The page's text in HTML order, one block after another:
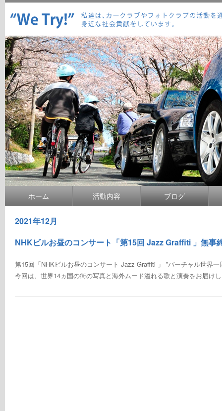
ホーム 活動内容 ブログ
2021年12月
NHKビルお昼のコンサート「第15回 Jazz Graffiti 」無事
第15回「NHKビルお昼のコンサート Jazz Graffiti 」 ”バーチャル世界
今回は、世界14ヵ国の街の写真と海外ムード溢れる歌と演奏をお届け